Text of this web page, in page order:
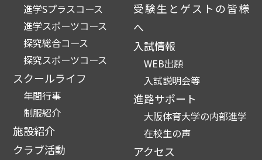
進学Sプラスコース
進学スポーツコース
探究総合コース
探究スポーツコース
スクールライフ
年間行事
制服紹介
施設紹介
クラブ活動
受験生とゲストの皆様
へ
入試情報
WEB出願
入試説明会等
進路サポート
大阪体育大学の内部進学
在校生の声
アクセス